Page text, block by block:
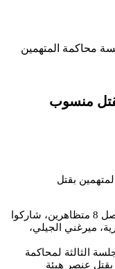
محاكمة المتهمين
منسوب
قالت قوّات الشرطة في السودان، إن 3 من أصل 8 متظاهرين، شاركوا
ميرغني الجيلي،
الثالثة لمحاكمة
المتّهمين بقتل عنصر هيئة